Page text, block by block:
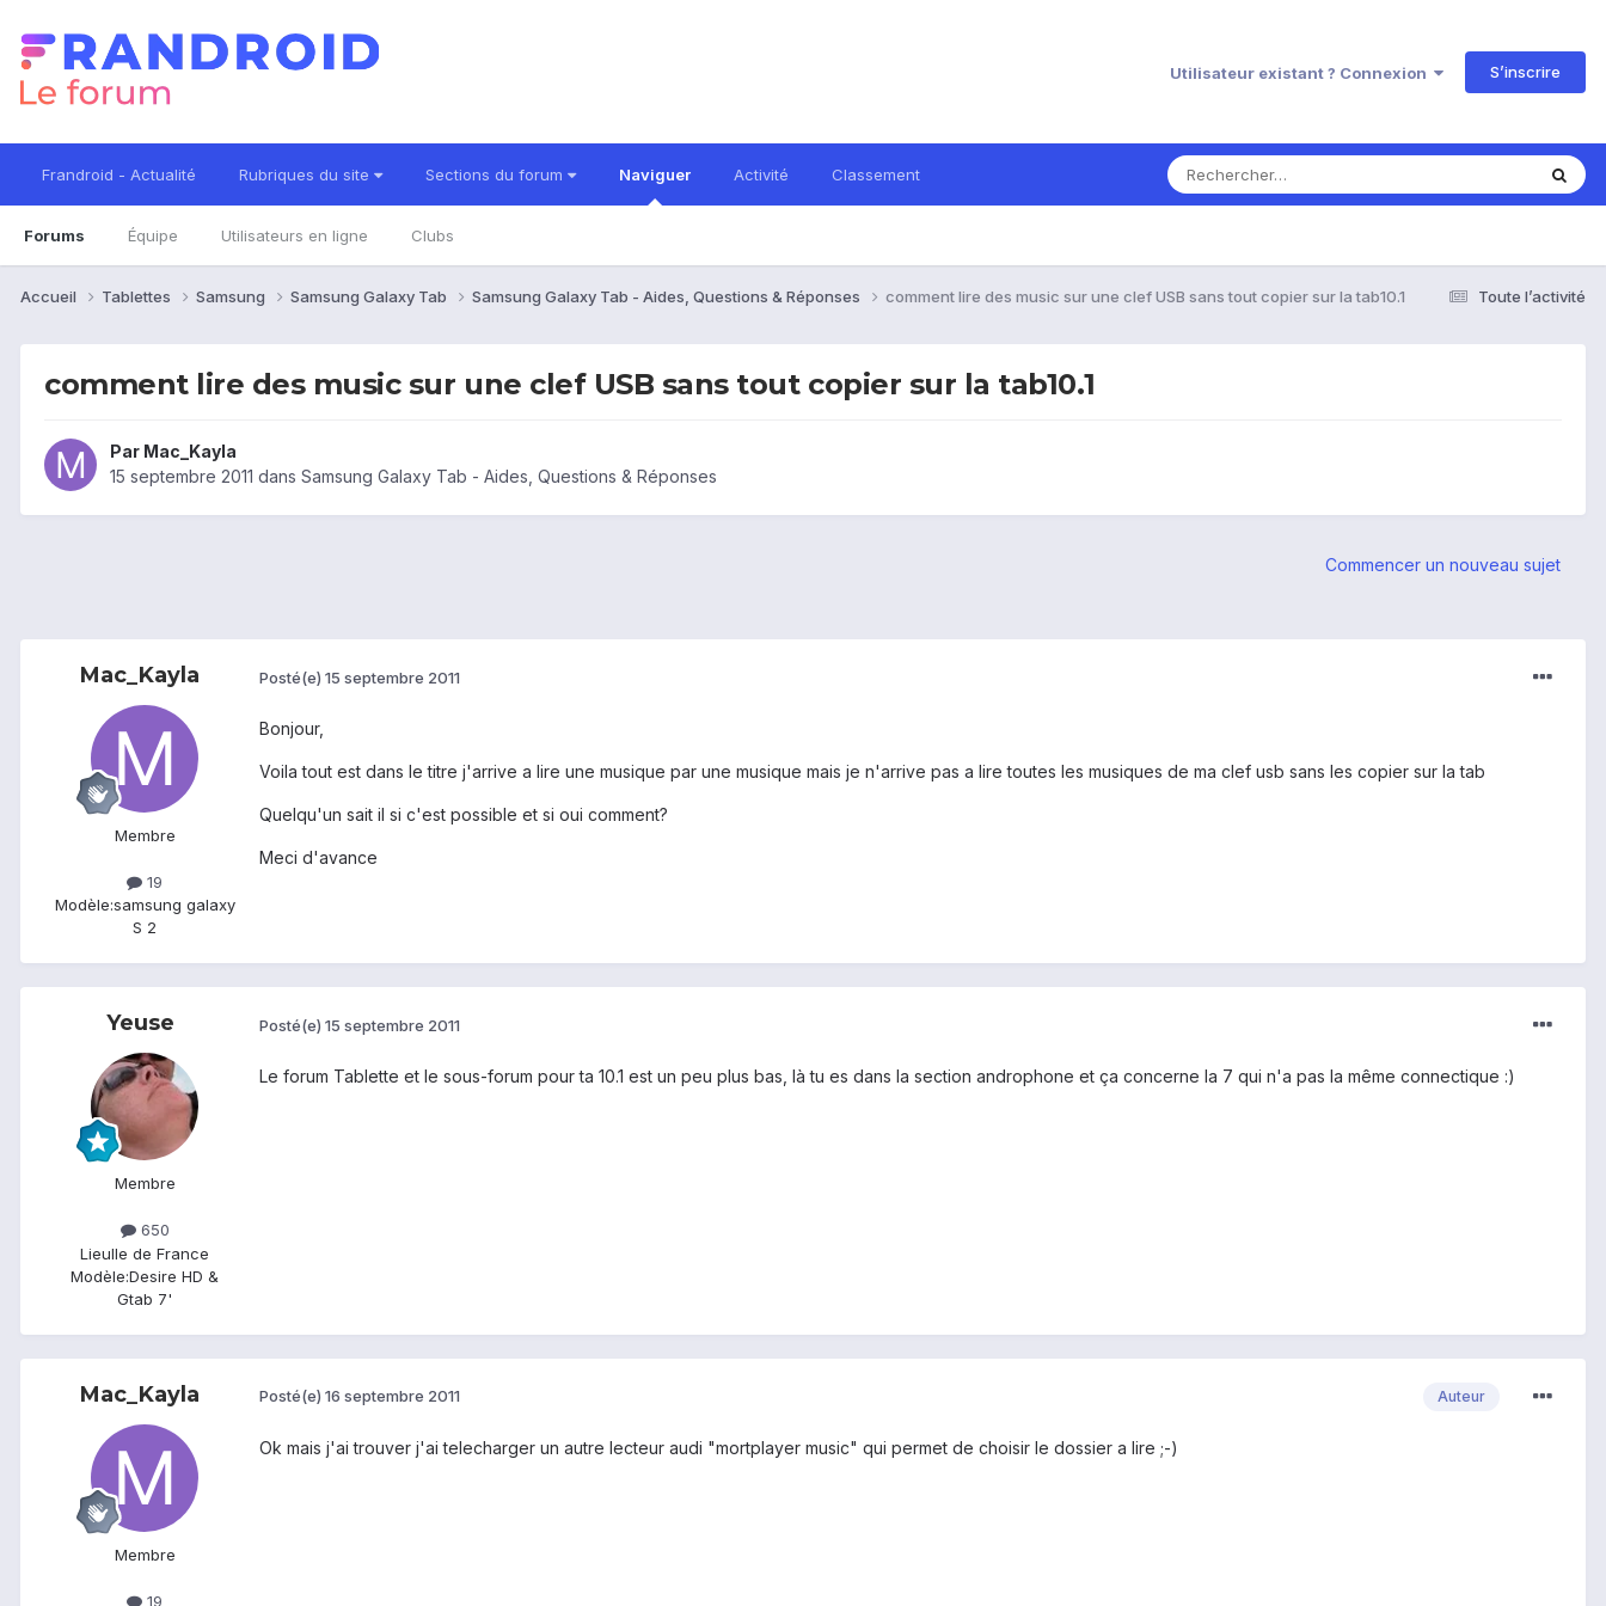
Utilisateur existant ? Connexion S’inscrire
Frandroid - Actualité Rubriques du site Sections du forum Naviguer
Forums Équipe Utilisateurs en ligne Clubs
Activité Classement
Toute l’activité
Accueil Tablettes Samsung Samsung Galaxy Tab Samsung Galaxy Tab - Aides, Questions & Réponses comment lire des music sur une clef USB sans tout copier sur la tab10.1
comment lire des music sur une clef USB sans tout copier sur la tab10.1
Par Mac_Kayla
15 septembre 2011 dans Samsung Galaxy Tab - Aides, Questions & Réponses
Commencer un nouveau sujet
Mac_Kayla
Membre
19
Modèle:samsung galaxy
S 2
Posté(e) 15 septembre 2011
Bonjour,
Voila tout est dans le titre j'arrive a lire une musique par une musique mais je n'arrive pas a lire toutes les musiques de ma clef usb sans les copier sur la tab
Quelqu'un sait il si c'est possible et si oui comment?
Meci d'avance
Yeuse
Membre
650
LieuIle de France
Modèle:Desire HD &
Gtab 7'
Posté(e) 15 septembre 2011
Le forum Tablette et le sous-forum pour ta 10.1 est un peu plus bas, là tu es dans la section androphone et ça concerne la 7 qui n'a pas la même connectique :)
Mac_Kayla
Membre
19
Auteur
Posté(e) 16 septembre 2011
Ok mais j'ai trouver j'ai telecharger un autre lecteur audi "mortplayer music" qui permet de choisir le dossier a lire ;-)